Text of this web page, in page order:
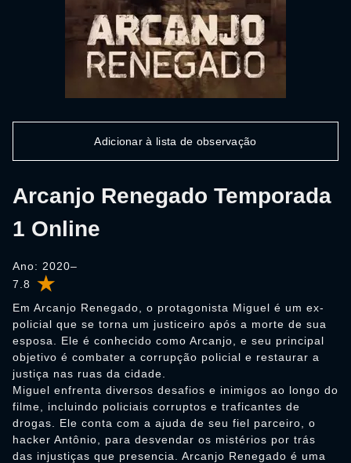
7.8
Arcanjo Renegado Temporada
1 Online
Ano: 2020–
Em Arcanjo Renegado, o protagonista Miguel é um ex-
policial que se torna um justiceiro após a morte de sua
esposa. Ele é conhecido como Arcanjo, e seu principal
objetivo é combater a corrupção policial e restaurar a
justiça nas ruas da cidade.
Miguel enfrenta diversos desafios e inimigos ao longo do
filme, incluindo policiais corruptos e traficantes de
drogas. Ele conta com a ajuda de seu fiel parceiro, o
hacker Antônio, para desvendar os mistérios por trás
das injustiças que presencia. Arcanjo Renegado é uma
Adicionar à lista de observação